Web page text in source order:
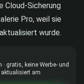
Cloud-Sicherung
Pro, weil sie
wurde.
gratis, keine Werbe- und
aktualisiert am